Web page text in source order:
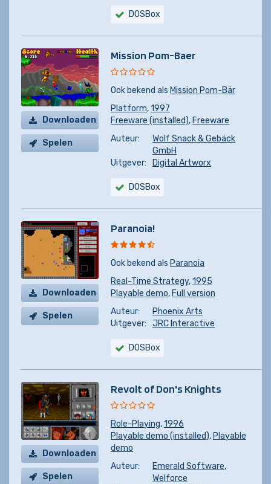
DOSBox
Downloaden
Spelen
Mission Pom-Baer
Ook bekend als Mission Pom-Bär
Platform,1997
Freeware (installed), Freeware
Auteur:
Wolf Snack & Gebäck
GmbH
Uitgever:
Digital Artworx
DOSBox
Downloaden
Spelen
Paranoia!
Ook bekend als Paranoia
Real-Time Strategy,1995
Playable demo, Full version
Auteur:
Phoenix Arts
Uitgever:
JRC Interactive
DOSBox
Downloaden
Spelen
Revolt of Don's Knights
Role-Playing,1996
Playable demo (installed), Playable
demo
Auteur:
Emerald Software,
Welforce